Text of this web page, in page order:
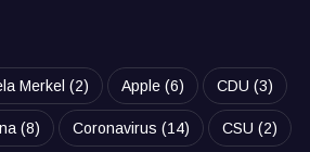
Merkel (2) Apple (6) CDU (3)
(8) Coronavirus (14) CSU (2)